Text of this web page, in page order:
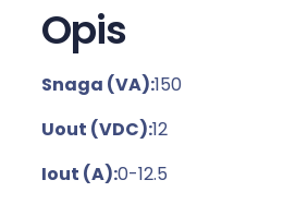
e
r
e
e
Opis
Snaga (VA):150
Uout (VDC):12
Iout (A):0-12.5